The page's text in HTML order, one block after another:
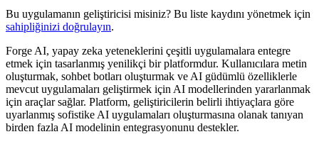
Bu uygulamanın geliştiricisi misiniz? Bu liste kaydını yönetmek için
sahipliğinizi doğrulayın.
Forge AI, yapay zeka yeteneklerini çeşitli uygulamalara entegre
etmek için tasarlanmış yenilikçi bir platformdur. Kullanıcılara metin
oluşturmak, sohbet botları oluşturmak ve AI güdümlü özelliklerle
mevcut uygulamaları geliştirmek için AI modellerinden yararlanmak
için araçlar sağlar. Platform, geliştiricilerin belirli ihtiyaçlara göre
uyarlanmış sofistike AI uygulamaları oluşturmasına olanak tanıyan
birden fazla AI modelinin entegrasyonunu destekler.